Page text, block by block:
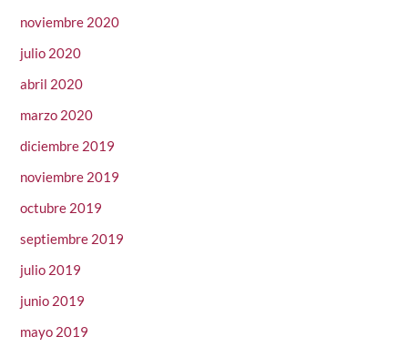
noviembre 2020
julio 2020
abril 2020
marzo 2020
diciembre 2019
noviembre 2019
octubre 2019
septiembre 2019
julio 2019
junio 2019
mayo 2019